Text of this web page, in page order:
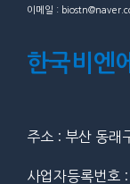
이메일 :
한국비엔
주소 : 부산 동래
사업자등록번